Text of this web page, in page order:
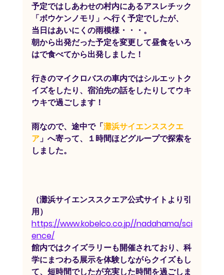
予定ではしあわせの村内にあるアスレチック
「ボウケンノモリ」へ行く予定でしたが、
当日はあいにくの雨模様・・・。
朝から出発だった予定を変更して昼食をいろ
はで食べてから出発しました！
行きのマイクロバスの車内ではシルエットク
イズをしたり、宿泊先の話をしたりしてウキ
ウキで過ごします！
雨なので、途中で「灘浜サイエンススクエ
ア」へ寄って、１時間ほどグループで探索を
しました。
（灘浜サイエンススクエア公式サイトより引
用）
https://www.kobelco.co.jp//nadahama/sci
ence/
館内ではクイズラリーも開催されており、科
学にまつわる展示を体験しながらクイズもし
て、短時間でしたが充実した時間を過ごしま